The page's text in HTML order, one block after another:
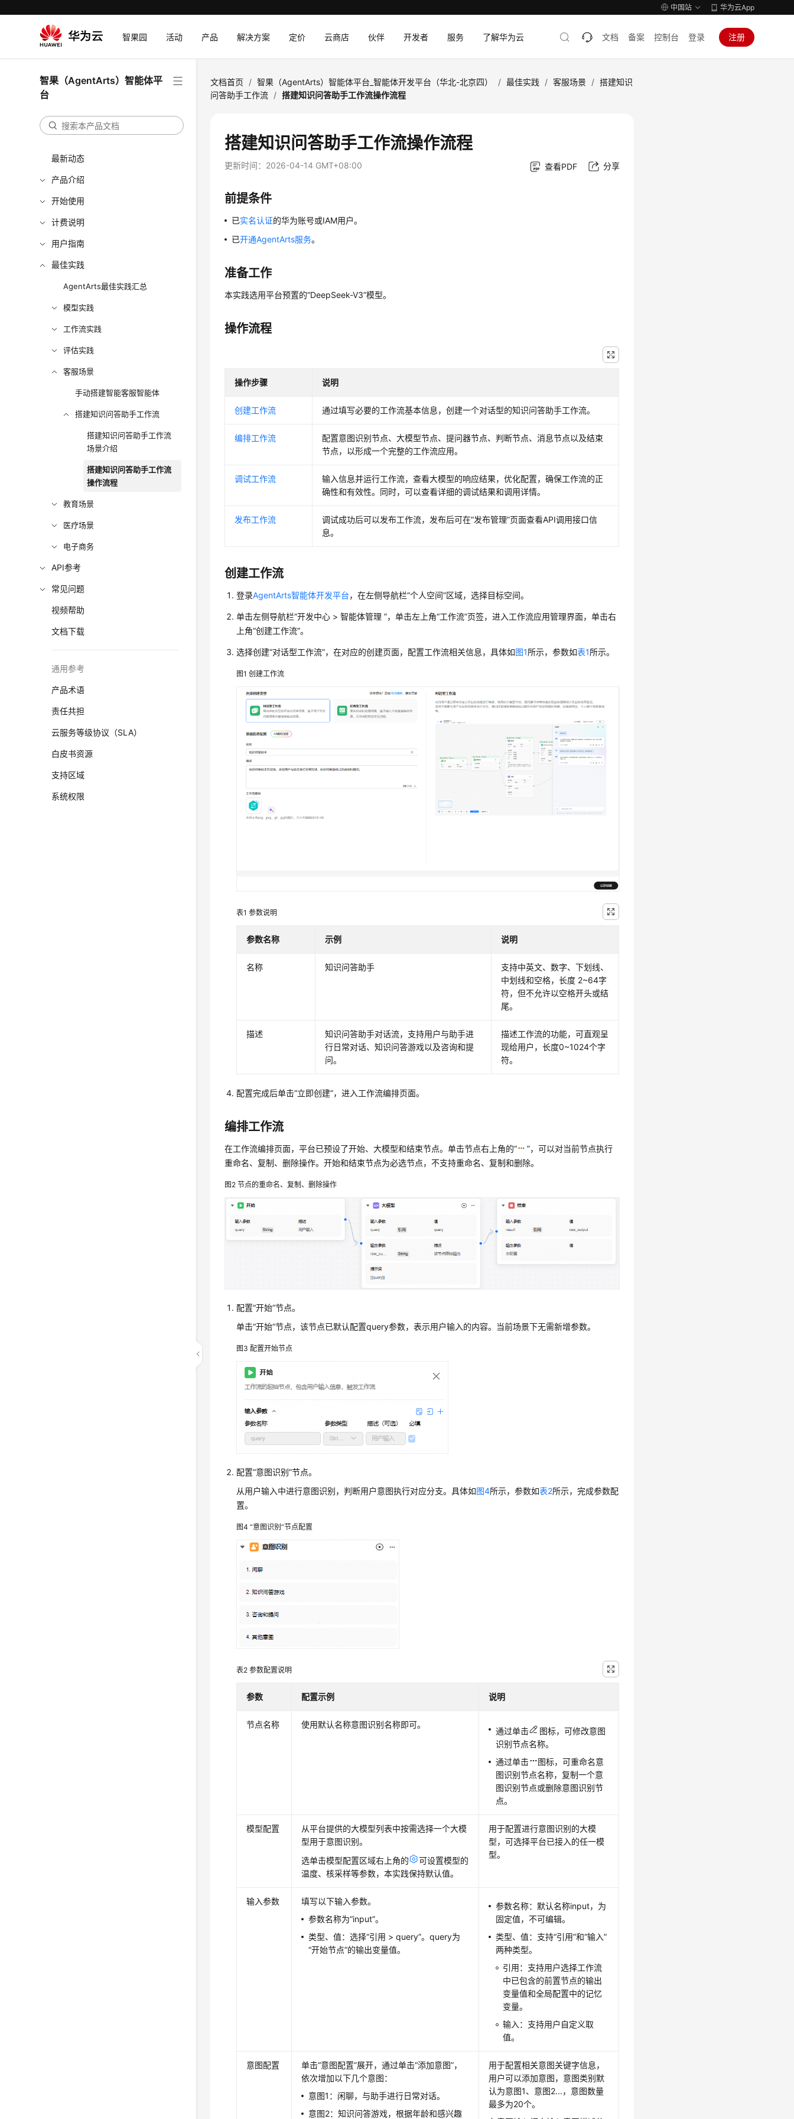
中国站 华为云App
智果园 活动 产品 解决方案 定价 云商店 伙伴 开发者 服务 了解华为云 文档 备案 控制台 登录 注册
智果（AgentArts）智能体平
台
最新动态
产品介绍
开始使用
计费说明
用户指南
最佳实践
AgentArts最佳实践汇总
模型实践
工作流实践
评估实践
客服场景
手动搭建智能客服智能体
搭建知识问答助手工作流
搭建知识问答助手工作流
场景介绍
搭建知识问答助手工作流
操作流程
教育场景
医疗场景
电子商务
API参考
常见问题
视频帮助
文档下载
通用参考
产品术语
责任共担
云服务等级协议（SLA）
白皮书资源
支持区域
系统权限
文档首页 / 智果（AgentArts）智能体平台_智能体开发平台（华北-北京四） / 最佳实践 / 客服场景 / 搭建知识
问答助手工作流 / 搭建知识问答助手工作流操作流程
搭建知识问答助手工作流操作流程
更新时间： 2026-04-14 GMT+08:00 查看PDF 分享
前提条件
已实名认证的华为账号或IAM用户。
已开通AgentArts服务。
准备工作
本实践选用平台预置的“DeepSeek-V3”模型。
操作流程
操作步骤 说明
创建工作流 通过填写必要的工作流基本信息，创建一个对话型的知识问答助手工作流。
编排工作流
配置意图识别节点、大模型节点、提问器节点、判断节点、消息节点以及结束
节点，以形成一个完整的工作流应用。
调试工作流
输入信息并运行工作流，查看大模型的响应结果，优化配置，确保工作流的正
确性和有效性。同时，可以查看详细的调试结果和调用详情。
发布工作流 调试成功后可以发布工作流，发布后可在“发布管理”页面查看API调用接口信
息。
创建工作流
登录AgentArts智能体开发平台，在左侧导航栏“个人空间”区域，选择目标空间。
单击左侧导航栏“开发中心 > 智能体管理”，单击左上角“工作流”页签，进入工作流应用管理界面，单击右
上角“创建工作流”。
选择创建“对话型工作流”，在对应的创建页面，配置工作流相关信息，具体如图1所示，参数如表1所示。
图1创建工作流
表1参数说明
参数名称 示例 说明
名称 知识问答助手
支持中英文、数字、下划线、
中划线和空格，长度 2~64字
符，但不允许以空格开头或结
尾。
描述
知识问答助手对话流，支持用户与助手进
行日常对话、知识问答游戏以及咨询和提
问。
描述工作流的功能，可直观呈
现给用户，长度0~1024个字
符。
配置完成后单击“立即创建”，进入工作流编排页面。
编排工作流
在工作流编排页面，平台已预设了开始、大模型和结束节点。单击节点右上角的“ ”，可以对当前节点执行
重命名、复制、删除操作。开始和结束节点为必选节点，不支持重命名、复制和删除。
图2节点的重命名、复制、删除操作
配置“开始”节点。
单击“开始”节点，该节点已默认配置query参数，表示用户输入的内容。当前场景下无需新增参数。
图3 配置开始节点
配置“意图识别”节点。
从用户输入中进行意图识别，判断用户意图执行对应分支。具体如图4所示，参数如表2所示，完成参数配
置。
图4“意图识别”节点配置
表2参数配置说明
参数 配置示例 说明
节点名称 使用默认名称意图识别名称即可。
通过单击
图标，可修改意图
识别节点名称。
通过单击
图标，可重命名意
图识别节点名称，复制一个意
图识别节点或删除意图识别节
点。
模型配置
从平台提供的大模型列表中按需选择一个大模
型用于意图识别。
选单击模型配置区域右上角的
可设置模型的
温度、核采样等参数，本实践保持默认值。
用于配置进行意图识别的大模
型，可选择平台已接入的任一模
型。
输入参数
填写以下输入参数。
参数名称为“input”。
类型、值：选择“引用 > query”。query为
“开始节点”的输出变量值。
参数名称：默认名称input，为
固定值，不可编辑。
类型、值：支持“引用”和“输入”
两种类型。
引用：支持用户选择工作流
中已包含的前置节点的输出
变量值和全局配置中的记忆
变量。
输入：支持用户自定义取
值。
意图配置
单击“意图配置”展开，通过单击“添加意图”，
依次增加以下几个意图：
意图1：闲聊，与助手进行日常对话。
意图2：知识问答游戏，根据年龄和感兴趣
用于配置相关意图关键字信息，
用户可以添加意图，意图类别默
认为意图1、意图2...，意图数量
最多为20个。